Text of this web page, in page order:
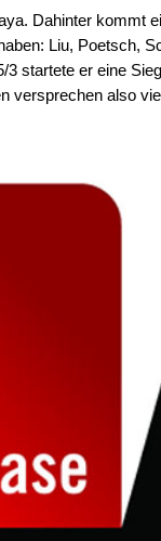
Dahinter kommt
Liu, Poetsch,
startete er eine
versprechen also